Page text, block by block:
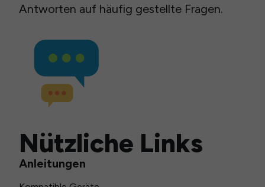
Antworten auf häufig gestellte Fragen.
Nützliche Links
Anleitungen